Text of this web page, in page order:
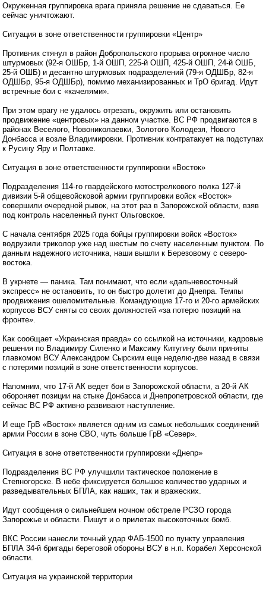
Окруженная группировка врага приняла решение не сдаваться. Ее
сейчас уничтожают.
Ситуация в зоне ответственности группировки «Центр»
Противник стянул в район Добропольского прорыва огромное число
штурмовых (92-я ОШБр, 1-й ОШП, 225-й ОШП, 425-й ОШП, 24-й ОШБ,
25-й ОШБ) и десантно штурмовых подразделений (79-я ОДШБр, 82-я
ОДШБр, 95-я ОДШБр), помимо механизированных и ТрО бригад. Идут
встречные бои с «качелями».
При этом врагу не удалось отрезать, окружить или остановить
продвижение «центровых» на данном участке. ВС РФ продвигаются в
районах Веселого, Новониколаевки, Золотого Колодезя, Нового
Донбасса и возле Владимировки. Противник контратакует на подступах
к Русину Яру и Полтавке.
Ситуация в зоне ответственности группировки «Восток»
Подразделения 114-го гвардейского мотострелкового полка 127-й
дивизии 5-й общевойсковой армии группировки войск «Восток»
совершили очередной рывок, на этот раз в Запорожской области, взяв
под контроль населенный пункт Ольговское.
С начала сентября 2025 года бойцы группировки войск «Восток»
водрузили триколор уже над шестым по счету населенным пунктом. По
данным надежного источника, наши вышли к Березовому с северо-
востока.
В укрнете — паника. Там понимают, что если «дальневосточный
экспресс» не остановить, то он быстро долетит до Днепра. Темпы
продвижения ошеломительные. Командующие 17-го и 20-го армейских
корпусов ВСУ сняты со своих должностей «за потерю позиций на
фронте».
Как сообщает «Украинская правда» со ссылкой на источники, кадровые
решения по Владимиру Силенко и Максиму Китугину были приняты
главкомом ВСУ Александром Сырским еще неделю-две назад в связи
с потерями позиций в зоне ответственности корпусов.
Напомним, что 17-й АК ведет бои в Запорожской области, а 20-й АК
обороняет позиции на стыке Донбасса и Днепропетровской области, где
сейчас ВС РФ активно развивают наступление.
И еще ГрВ «Восток» является одним из самых небольших соединений
армии России в зоне СВО, чуть больше ГрВ «Север».
Ситуация в зоне ответственности группировки «Днепр»
Подразделения ВС РФ улучшили тактическое положение в
Степногорске. В небе фиксируется большое количество ударных и
разведывательных БПЛА, как наших, так и вражеских.
Идут сообщения о сильнейшем ночном обстреле РСЗО города
Запорожье и области. Пишут и о прилетах высокоточных бомб.
ВКС России нанесли точный удар ФАБ-1500 по пункту управления
БПЛА 34-й бригады береговой обороны ВСУ в н.п. Корабел Херсонской
области.
Ситуация на украинской территории